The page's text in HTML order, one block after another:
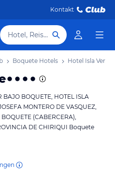
Kontakt
Hotel, Reiseziel
Boquete Hotels Hotel Isla Verde
BAJO BOQUETE, HOTEL ISLA
MONTERO DE VASQUEZ,
(CABERCERA),
DE CHIRIQUI Boquete